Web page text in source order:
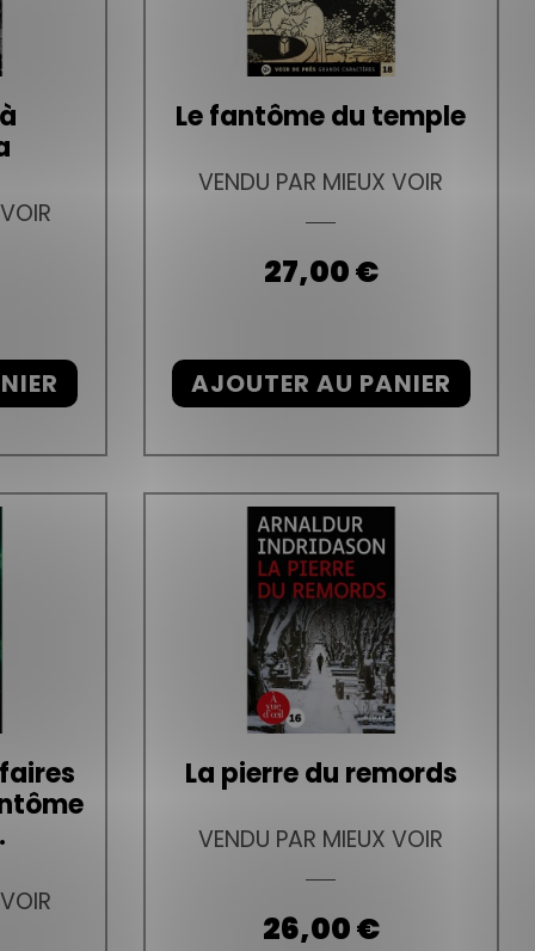
Le fantôme du temple
VENDU PAR MIEUX VOIR
Prix
27,00 €
AJOUTER AU PANIER
La pierre du remords
VENDU PAR MIEUX VOIR
Prix
26,00 €